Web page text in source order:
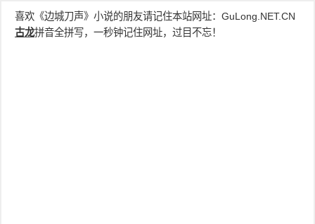
喜欢《边城刀声》小说的朋友请记住本站网址： GuLong.NET.CN
古龙拼音全拼写，一秒钟记住网址，过目不忘！